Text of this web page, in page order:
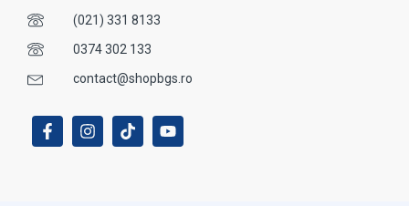
(021) 331 8133
0374 302 133
contact@shopbgs.ro